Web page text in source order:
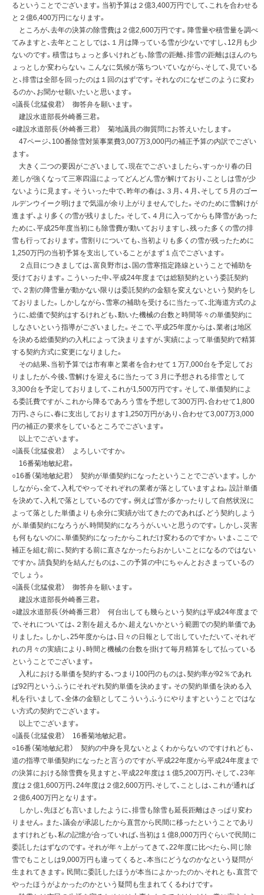
るということでございます。当初予算は２億3,400万円でして、これを合わせる
と２億6,400万円になります。
ところが、去年の決算の除雪費は２億2,600万円です。降雪量や積雪量を調べ
てみますと、去年とことしでは、１月は降っている雪が少ないですし、12月も少
ないのです。積雪はちょっと多いけれども、除雪の距離、排雪の距離はほんのち
ょっとしか変わらない。こんなに気候が落ちついていながら、そして、見ている
と、排雪は全部を回ったのは１回のはずです。それなのになぜこのように変わ
るのか、お聞かせ願いたいと思います。
○議長（北猛俊君） 御答弁を願います。
建設水道部長外崎番三君。
○建設水道部長（外崎番三君） 菊地議員の御質問にお答えいたします。
47ページ、100番除雪対策事業費3,007万3,000円の補正予算の内訳でござい
ます。
大きく二つの要因がございまして、現在でございましたら、すっかり春の日
差しが強くなって三寒四温によってどんどん雪が解けており、ことしは雪が少
ないように見ます。そういった中で、昨年の春は、３月、４月、そして５月のゴー
ルデンウイーク明けまで気温が余り上がりませんでした。そのために雪解けが
進まず、より多くの雪が残りました。そして、４月に入ってからも降雪があった
ために、平成25年度当初にも除雪費が動いておりますし、残った多くの雪の排
雪も行っております。雪割りについても、当初よりも多くの雪が残ったために
1,250万円の当初予算を支出していることがまず１点でございます。
２点目につきましては、富良野市は、国の雪寒指定路線ということで補助を
受けております。こういった中、平成24年度までは総額契約という委託契約
で、２割の降雪量が動かない限りは委託契約の金額を変えないという契約をし
ておりました。しかしながら、雪寒の補助を受けるに当たって、北海道方式のよ
うに、総価で契約はするけれども、動いた機械の台数と時間等々の単価契約に
しなさいという指導がございました。そこで、平成25年度からは、業者は地区
を決める総価契約の入札によって決まりますが、実績によって単価契約で精算
する契約方式に変更になりました。
その結果、当初予算では市有車と業者を合わせて１万7,000台を予定してお
りましたが、今後、雪解けを迎えるに当たって３月に予想される排雪として
3,300台を予定しておりまして、これが1,500万円です。そして、単価契約によ
る委託費ですが、これから降るであろう雪を予想して300万円、合わせて1,800
万円、さらに、春に支出しております1,250万円があり、合わせて3,007万3,000
円の補正の要求をしているところでございます。
以上でございます。
○議長（北猛俊君） よろしいですか。
16番菊地敏紀君。
○16番（菊地敏紀君） 契約が単価契約になったということでございます。しか
しながら、全て、入札でやってそれぞれの業者が落としていますよね。設計単価
を決めて、入札で落としているのです。例えば雪が多かったりして自然状況に
よって落とした単価よりも余分に実績が出てきたのであれば、どう契約しよう
が、単価契約になろうが、時間契約になろうが、いいと思うのです。しかし、災害
も何もないのに、単価契約になったからこれだけ変わるのですか。いま、ここで
補正を組む前に、契約する前に直さなかったらおかしいことになるのではない
ですか。請負契約を結んだものは、この予算の中にちゃんとおさまっているの
でしょう。
○議長（北猛俊君） 御答弁を願います。
建設水道部長外崎番三君。
○建設水道部長（外崎番三君） 何台出しても幾らという契約は平成24年度まで
で、それについては、２割を超えるか、超えないかという範囲での契約単価であ
りました。しかし、25年度からは、日々の日報として出していただいて、それぞ
れの月々の実績により、時間と機械の台数を掛けて毎月精算をして払っている
ということでございます。
入札における単価を契約する、つまり100円のものは、契約率が92％であれ
ば92円というふうにそれぞれ契約単価を決めます。その契約単価を決める入
札を行いまして、全体の金額としてこういうふうにやりますということではな
い方式の契約でございます。
以上でございます。
○議長（北猛俊君） 16番菊地敏紀君。
○16番（菊地敏紀君） 契約の中身を見ないとよくわからないのですけれども、
道の指導で単価契約になったと言うのですが、平成22年度から平成24年度まで
の決算における除雪費を見ますと、平成22年度は１億5,200万円、そして、23年
度は２億1,600万円、24年度は２億2,600万円、そして、ことしは、これが通れば
２億6,400万円となります。
しかし、先ほども言いましたように、排雪も除雪も延長距離はさっぱり変わ
りません。また、議会が承認したから直営から民間に移ったということであり
ますけれども、私の記憶が合っていれば、当初は１億8,000万円ぐらいで民間に
委託したはずなのです。それが年々上がってきて、22年度に比べたら、同じ除
雪でもことしは9,000万円も違ってくると、本当にどうなのかなという疑問が
生まれてきます。民間に委託したほうが本当によかったのか、それとも、直営で
やったほうがよかったのかという疑問も生まれてくるわけです。